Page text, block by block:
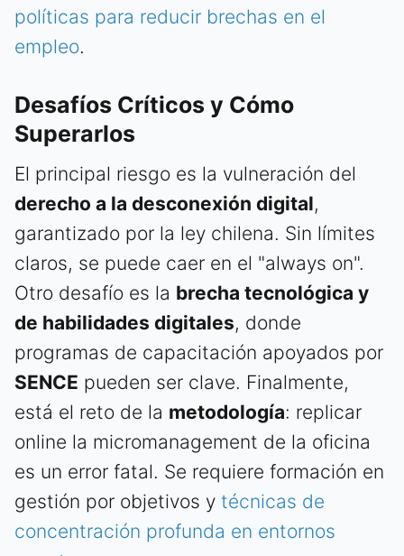
políticas para reducir brechas en el
empleo.
Desafíos Críticos y Cómo
Superarlos
El principal riesgo es la vulneración del
derecho a la desconexión digital,
garantizado por la ley chilena. Sin límites
claros, se puede caer en el "always on".
Otro desafío es la brecha tecnológica y
de habilidades digitales, donde
programas de capacitación apoyados por
SENCE pueden ser clave. Finalmente,
está el reto de la metodología: replicar
online la micromanagement de la oficina
es un error fatal. Se requiere formación en
gestión por objetivos y técnicas de
concentración profunda en entornos